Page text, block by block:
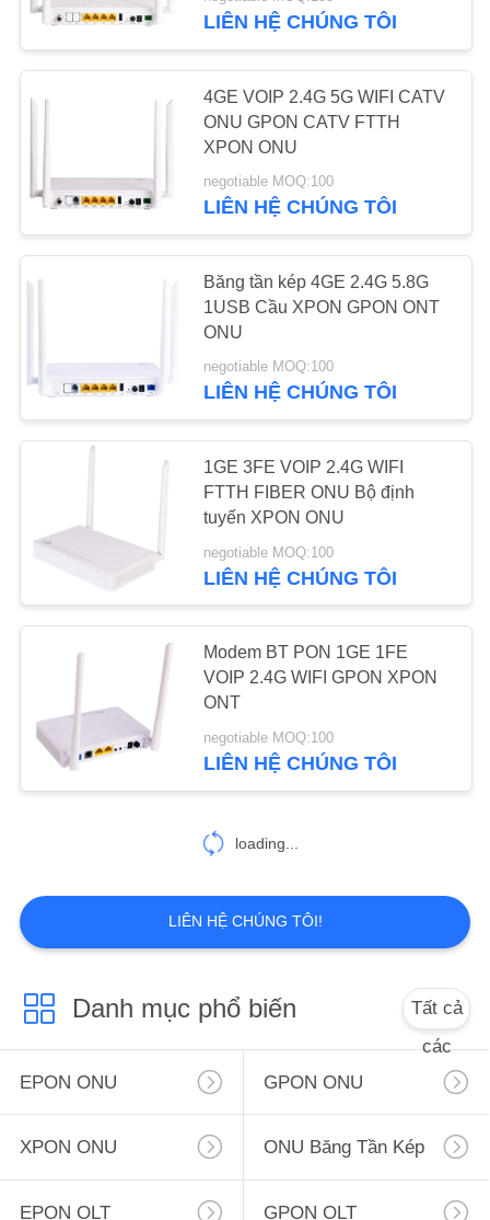
ĐỒ
TRANG
PRIVACY
POLICY
GPON OLT
4 cổng OLT
15
8 cổng OLT
16 cổng OLT
Mô đun SFP
22
LIÊN HỆ CHÚNG TÔI
4GE VOIP 2.4G 5G WIFI CATV
ONU GPON CATV FTTH
XPON ONU
negotiable MOQ:100
LIÊN HỆ CHÚNG TÔI
Băng tần kép 4GE 2.4G 5.8G
1USB Cầu XPON GPON ONT
ONU
negotiable MOQ:100
LIÊN HỆ CHÚNG TÔI
1GE 3FE VOIP 2.4G WIFI
FTTH FIBER ONU Bộ định
tuyến XPON ONU
negotiable MOQ:100
LIÊN HỆ CHÚNG TÔI
Modem BT PON 1GE 1FE
VOIP 2.4G WIFI GPON XPON
ONT
negotiable MOQ:100
LIÊN HỆ CHÚNG TÔI
loading...
LIÊN HỆ CHÚNG TÔI!
Danh mục phổ biến
Tất cả
các
EPON ONU
GPON ONU
XPON ONU ONU Băng Tần Kép
EPON OLT GPON OLT